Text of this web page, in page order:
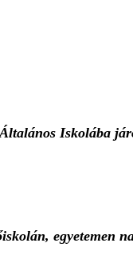
Iskolába
egyetemen